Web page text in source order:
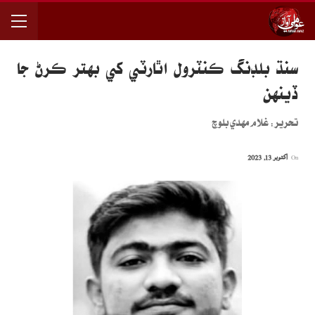
سنڌ بلڊنگ ڪنٽرول اٿارٽي کي بهتر ڪرڻ جا
ڏينھن
تحرير: غلام مهدي بلوچ
اکتوبر 13, 2023